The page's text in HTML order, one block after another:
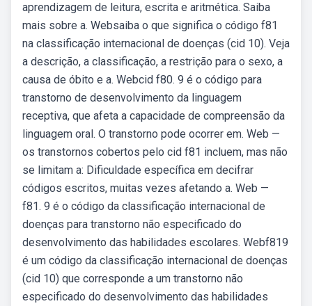
aprendizagem de leitura, escrita e aritmética. Saiba
mais sobre a. Websaiba o que significa o código f81
na classificação internacional de doenças (cid 10). Veja
a descrição, a classificação, a restrição para o sexo, a
causa de óbito e a. Webcid f80. 9 é o código para
transtorno de desenvolvimento da linguagem
receptiva, que afeta a capacidade de compreensão da
linguagem oral. O transtorno pode ocorrer em. Web —
os transtornos cobertos pelo cid f81 incluem, mas não
se limitam a: Dificuldade específica em decifrar
códigos escritos, muitas vezes afetando a. Web —
f81. 9 é o código da classificação internacional de
doenças para transtorno não especificado do
desenvolvimento das habilidades escolares. Webf819
é um código da classificação internacional de doenças
(cid 10) que corresponde a um transtorno não
especificado do desenvolvimento das habilidades